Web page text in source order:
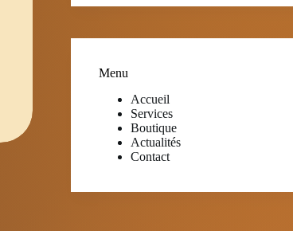
Menu
Accueil
Services
Boutique
Actualités
Contact